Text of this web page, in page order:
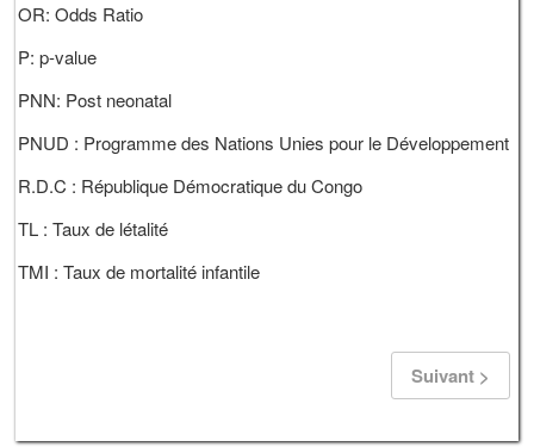
OR: Odds Ratio
P: p-value
PNN: Post neonatal
PNUD : Programme des Nations Unies pour le Développement
R.D.C : République Démocratique du Congo
TL : Taux de létalité
TMI : Taux de mortalité infantile
Suivant >